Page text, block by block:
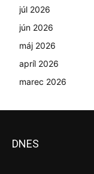
júl 2026
jún 2026
máj 2026
apríl 2026
marec 2026
DNES